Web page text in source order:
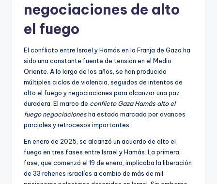
negociaciones de alto
el fuego
El conflicto entre Israel y Hamás en la Franja de Gaza ha
sido una constante fuente de tensión en el Medio
Oriente. A lo largo de los años, se han producido
múltiples ciclos de violencia, seguidos de intentos de
alto el fuego y negociaciones para alcanzar una paz
duradera. El marco de conflicto Gaza Hamás alto el
fuego negociacionesha estado marcado por avances
parciales y retrocesos importantes.
En enero de 2025, se alcanzó un acuerdo de alto el
fuego en tres fases entre Israel y Hamás. La primera
fase, que comenzó el 19 de enero, implicaba la liberación
de 33 rehenes israelíes a cambio de más de mil